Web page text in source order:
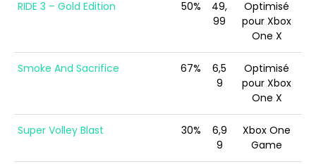
RIDE 3 – Gold Edition 50%
49,
99
Optimisé
pour Xbox
One X
Smoke And Sacrifice 67%
6,5
9
Optimisé
pour Xbox
One X
Super Volley Blast 30%
6,9
9
Xbox One
Game